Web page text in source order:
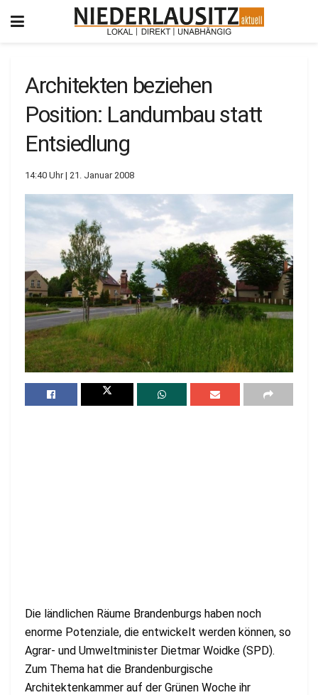
Architekten beziehen
Position: Landumbau statt
Entsiedlung
14:40 Uhr | 21. Januar 2008
Die ländlichen Räume Brandenburgs haben noch
enorme Potenziale, die entwickelt werden können, so
Agrar- und Umweltminister Dietmar Woidke (SPD).
Zum Thema hat die Brandenburgische
Architektenkammer auf der Grünen Woche ihr